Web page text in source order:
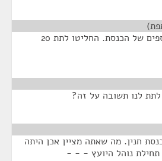
זו החלטה של ועדת הכספים של הכנסת. החליטו לתת 20
לנו תשובה על זה?
חנין. מה שאתה מציין אכן היתה
נוהל היועץ - - -